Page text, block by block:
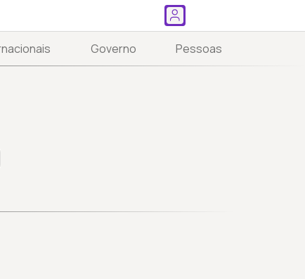
Governo Pessoas